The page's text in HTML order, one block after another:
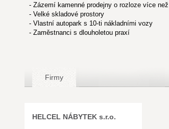
- Zázemí kamenné prodejny o rozloze více
- Velké skladové prostory
- Vlastní autopark s 10-ti nákladními vozy
- Zaměstnanci s dlouholetou praxí
Firmy
HELCEL NÁBYTEK s.r.o.